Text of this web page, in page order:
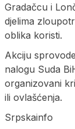
Gradačcu i
djelima
oblika koristi.
Akciju
nalogu Suda
organizovani
ili ovlašćenja.
Srpskainfo